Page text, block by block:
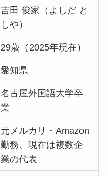
吉田 俊家（よしだ と
しや）
29歳（2025年現在）
愛知県
名古屋外国語大学卒
業
元メルカリ・Amazon
勤務、現在は複数企
業の代表